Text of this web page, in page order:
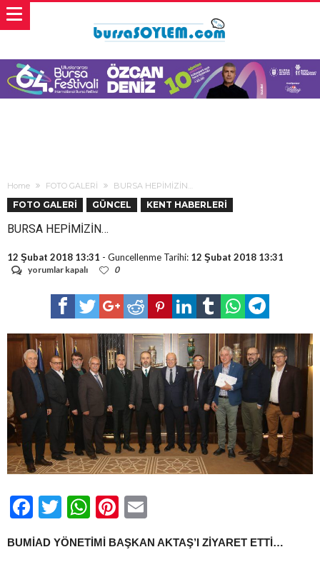
Home FOTO GALERİ BURSA HEPİMİZİN…
FOTO GALERİ GÜNCEL KENT HABERLERİ
BURSA HEPİMİZİN…
12 Şubat 2018 13:31 - Guncellenme Tarihi: 12 Şubat 2018 13:31
BURSA
yorumlar kapalı 0
Facebook
TwitterWhatsApp
Pinterest
BUMİAD YÖNETİMİ BAŞKAN AKTAŞ’I ZİYARET ETTİ…